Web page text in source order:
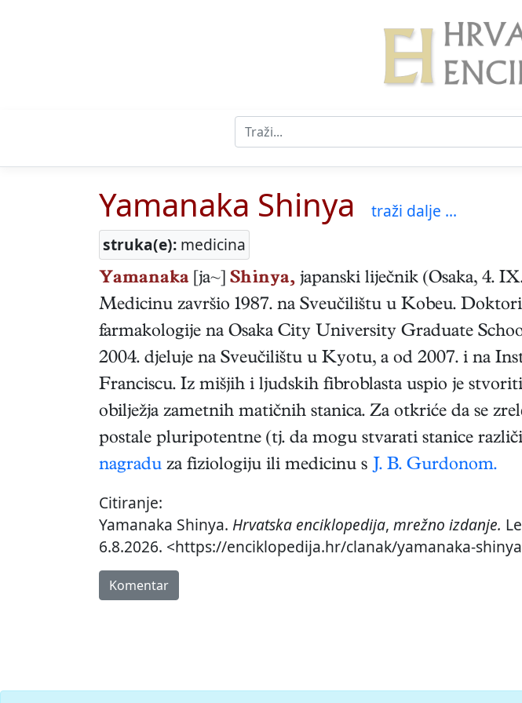
Yamanaka Shinya
traži dalje ...
struka(e): medicina
Yamanaka [ja~] Shinya, japanski liječnik (Osaka, 4.
Medicinu završio 1987. na Sveučilištu u Kobeu.
farmakologije na Osaka City University Graduate
2004. djeluje na Sveučilištu u Kyotu, a od 2007. i na
Franciscu. Iz mišjih i ljudskih fibroblasta uspio je stvoriti
obilježja zametnih matičnih stanica. Za otkriće da se
postale pluripotentne (tj. da mogu stvarati stanice
nagradu za fiziologiju ili medicinu s J. B. Gurdonom.
Citiranje:
Yamanaka Shinya. Hrvatska enciklopedija, mrežno izdanje.
6.8.2026. <https://enciklopedija.hr/clanak/yamanaka-
Komentar